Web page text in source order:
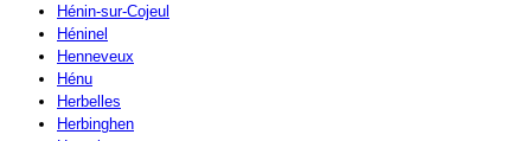
Hénin-sur-Cojeul
Héninel
Henneveux
Hénu
Herbelles
Herbinghen